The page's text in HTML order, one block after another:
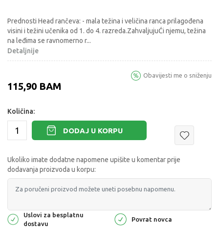
Prednosti Head rančeva: - mala težina i veličina ranca prilagođena
visini i težini učenika od 1. do 4. razreda.ZahvaljujuĆi njemu, težina
na leđima se ravnomerno r...
Detaljnije
115,90 BAM
Obavijesti me o sniženju
Količina:
DODAJ U KORPU
Ukoliko imate dodatne napomene upišite u komentar prije
dodavanja proizvoda u korpu:
Uslovi za besplatnu
dostavu
Povrat novca